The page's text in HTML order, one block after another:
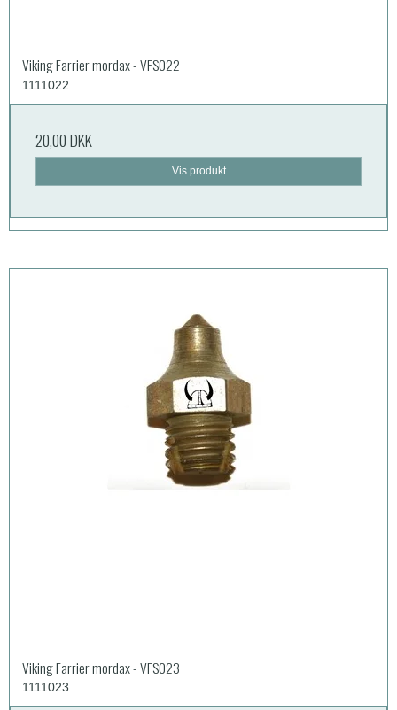
Viking Farrier mordax - VFS022
1111022
20,00 DKK
Vis produkt
Viking Farrier mordax - VFS023
1111023